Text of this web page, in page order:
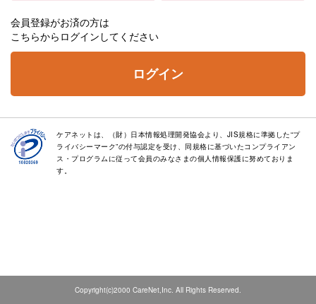
会員登録がお済の方は
こちらからログインしてください
ログイン
ケアネットは、（財）日本情報処理開発協会より、JIS規格に準拠した“プ
ライバシーマーク”の付与認定を受け、同規格に基づいたコンプライアン
ス・プログラムに従って会員のみなさまの個人情報保護に努めておりま
す。
Copyright(c)2000 CareNet,Inc. All Rights Reserved.